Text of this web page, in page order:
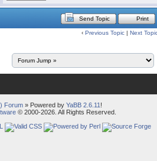
Send Topic Print
‹ Previous Topic | Next
Forum» Powered by YaBB 2.6.11 !
© 2000-2026. All Rights Reserved.